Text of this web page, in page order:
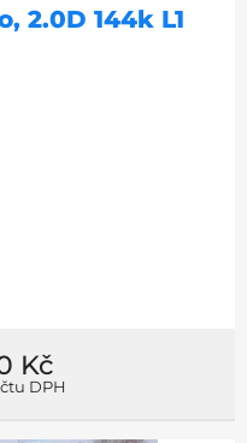
2.0D 144k L1
Kč
DPH